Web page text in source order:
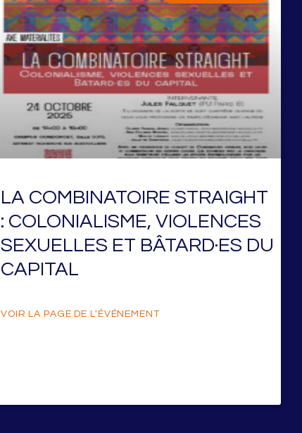
LA COMBINATOIRE STRAIGHT
: COLONIALISME, VIOLENCES
SEXUELLES ET BÂTARD·ES DU
CAPITAL
VOIR LA PAGE DE L'ÉVÉNEMENT